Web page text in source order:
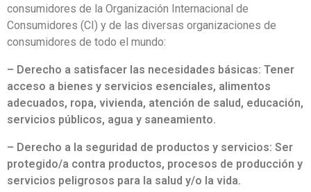
consumidores de la Organización Internacional de
Consumidores (CI) y de las diversas organizaciones de
consumidores de todo el mundo:
– Derecho a satisfacer las necesidades básicas: Tener
acceso a bienes y servicios esenciales, alimentos
adecuados, ropa, vivienda, atención de salud, educación,
servicios públicos, agua y saneamiento.
– Derecho a la seguridad de productos y servicios: Ser
protegido/a contra productos, procesos de producción y
servicios peligrosos para la salud y/o la vida.